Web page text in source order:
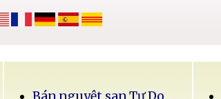
Bán nguyệt san Tự Do